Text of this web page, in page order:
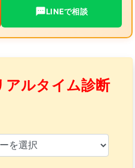
LINEで相談
アルタイム診断